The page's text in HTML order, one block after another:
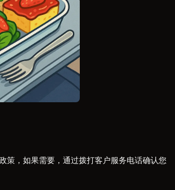
策，如果需要，通过拨打客户服务电话确认您